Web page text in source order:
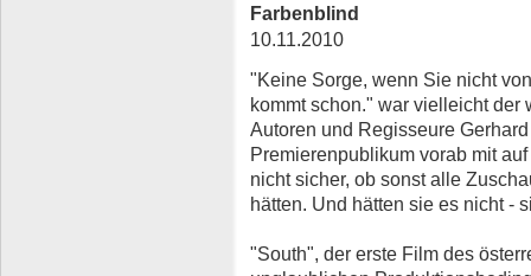
Farbenblind
10.11.2010
"Keine Sorge, wenn Sie nicht
kommt schon." war vielleicht
Autoren und Regisseure
Premierenpublikum vorab mit
nicht sicher, ob sonst alle
hätten. Und hätten sie es nicht -
"South", der erste Film des